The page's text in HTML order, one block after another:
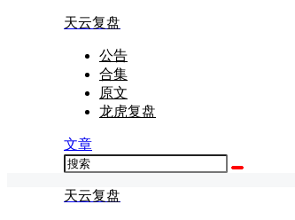
天云复盘
公告
合集
原文
龙虎复盘
文章
天云复盘